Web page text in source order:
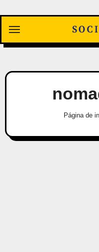
contenido
Página de